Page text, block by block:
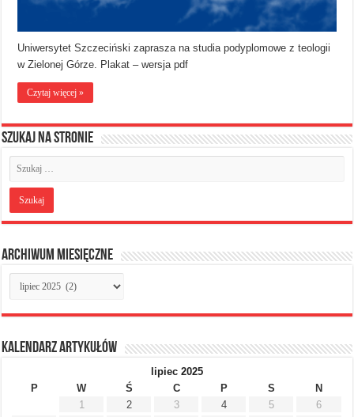
Uniwersytet Szczeciński zaprasza na studia podyplomowe z teologii
w Zielonej Górze. Plakat – wersja pdf
Czytaj więcej »
Szukaj na stronie
Archiwum miesięczne
Archiwum
miesięczne
Kalendarz artykułów
lipiec 2025
P
W Ś C P S
N
1
2 3 4 5
6